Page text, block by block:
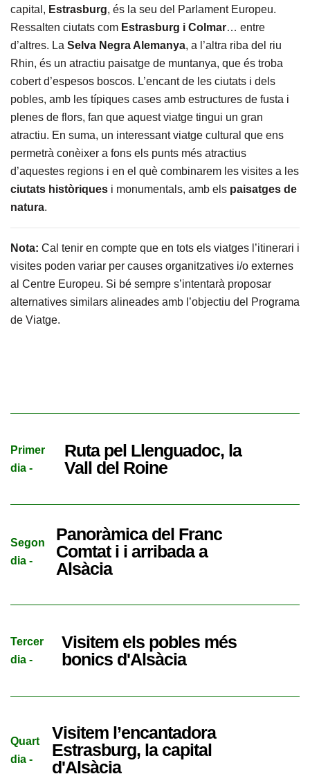
capital, Estrasburg, és la seu del Parlament Europeu.
Ressalten ciutats com Estrasburg i Colmar… entre
d’altres. La Selva Negra Alemanya, a l’altra riba del riu
Rhin, és un atractiu paisatge de muntanya, que és troba
cobert d’espesos boscos. L’encant de les ciutats i dels
pobles, amb les típiques cases amb estructures de fusta i
plenes de flors, fan que aquest viatge tingui un gran
atractiu. En suma, un interessant viatge cultural que ens
permetrà conèixer a fons els punts més atractius
d’aquestes regions i en el què combinarem les visites a les
ciutats històriques i monumentals, amb els paisatges de
natura.
Nota: Cal tenir en compte que en tots els viatges l’itinerari i
visites poden variar per causes organitzatives i/o externes
al Centre Europeu. Si bé sempre s’intentarà proposar
alternatives similars alineades amb l’objectiu del Programa
de Viatge.
Primer
dia -
Ruta pel Llenguadoc, la
Vall del Roine
Segon
dia -
Panoràmica del Franc
Comtat i i arribada a
Alsàcia
Tercer
dia -
Visitem els pobles més
bonics d'Alsàcia
Quart
dia -
Visitem l’encantadora
Estrasburg, la capital
d'Alsàcia